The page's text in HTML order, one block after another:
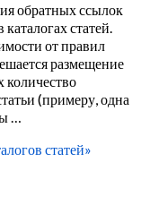
обратных ссылок
статей.
от правил
размещение
количество
(примеру, одна
…
статей»